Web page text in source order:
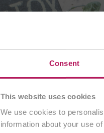
Consent
This website uses cookies
We use cookies to
information about your use
Está